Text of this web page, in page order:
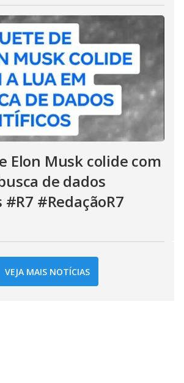
Elon Musk colide com
de dados
#RedaçãoR7
VEJA MAIS NOTÍCIAS